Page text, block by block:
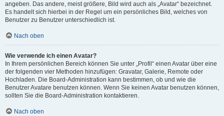
angeben. Das andere, meist größere, Bild wird auch als „Avatar“ bezeichnet.
Es handelt sich hierbei in der Regel um ein persönliches Bild, welches von
Benutzer zu Benutzer unterschiedlich ist.
Nach oben
Wie verwende ich einen Avatar?
In Ihrem persönlichen Bereich können Sie unter „Profil“ einen Avatar über eine
der folgenden vier Methoden hinzufügen: Gravatar, Galerie, Remote oder
Hochladen. Die Board-Administration kann bestimmen, ob und wie die
Benutzer Avatare benutzen können. Wenn Sie keinen Avatar benutzen können,
sollten Sie die Board-Administration kontaktieren.
Nach oben